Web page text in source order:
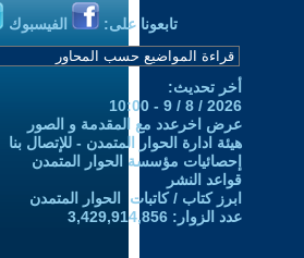
تابعونا على: الفيسبوك
أخر تحديث:
2026 / 8 / 9 - 10:00
عرض اخرعدد مع المقدمة و الصور
هيئة ادارة الحوار المتمدن - للإتصال بنا
إحصائيات مؤسسة الحوار المتمدن
قواعد النشر
ابرز كتاب / كاتبات الحوار المتمدن
عدد الزوار: 3,429,914,856